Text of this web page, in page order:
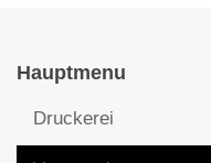
Hauptmenu
Druckerei